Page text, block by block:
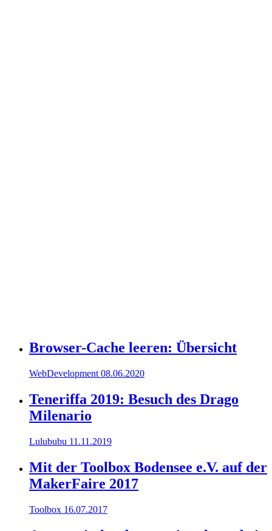
Browser-Cache leeren: Übersicht
WebDevelopment 08.06.2020
Teneriffa 2019: Besuch des Drago
Milenario
Lulububu 11.11.2019
Mit der Toolbox Bodensee e.V. auf der
MakerFaire 2017
Toolbox 16.07.2017